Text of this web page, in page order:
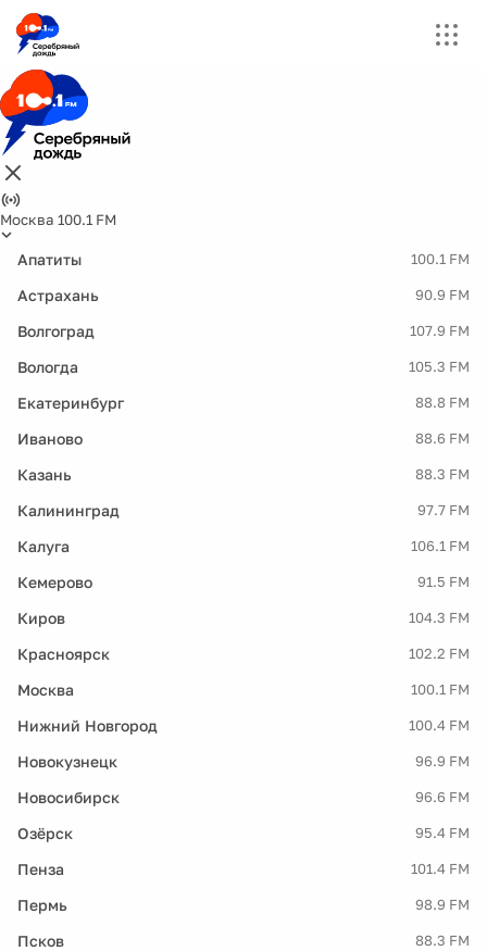
Москва 100.1 FM
Апатиты 100.1 FM
Астрахань 90.9 FM
Волгоград 107.9 FM
Вологда 105.3 FM
Екатеринбург 88.8 FM
Иваново 88.6 FM
Казань 88.3 FM
Калининград 97.7 FM
Калуга 106.1 FM
Кемерово 91.5 FM
Киров 104.3 FM
Красноярск 102.2 FM
Москва 100.1 FM
Нижний Новгород 100.4 FM
Новокузнецк 96.9 FM
Новосибирск 96.6 FM
Озёрск 95.4 FM
Пенза 101.4 FM
Пермь 98.9 FM
Псков 88.3 FM